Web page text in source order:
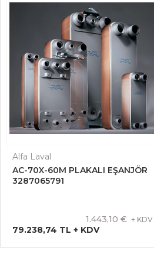
Alfa Laval
AC-70X-60M PLAKALI EŞANJÖR
3287065791
1.443,10 € + KDV
79.238,74 TL + KDV